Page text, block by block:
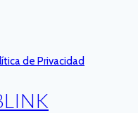
de Privacidad